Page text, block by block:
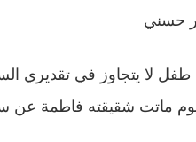
حسني
لا يتجاوز في تقديري
يوم ماتت شقيقته فاطمة عن